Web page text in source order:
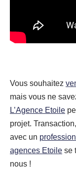
Vous souhaitez
mais vous ne
L’Agence Etoile
projet.
avec un
agences Etoile se
nous !